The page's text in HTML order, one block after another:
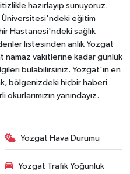
hazırlayıp sunuyoruz.
eğitim
Hastanesi'ndeki sağlık
listesinden anlık Yozgat
namaz vakitlerine kadar günlük
bulabilirsiniz. Yozgat'ın en
bölgenizdeki hiçbir haberi
yanındayız.
Yozgat Hava Durumu
Yozgat Trafik Yoğunluk